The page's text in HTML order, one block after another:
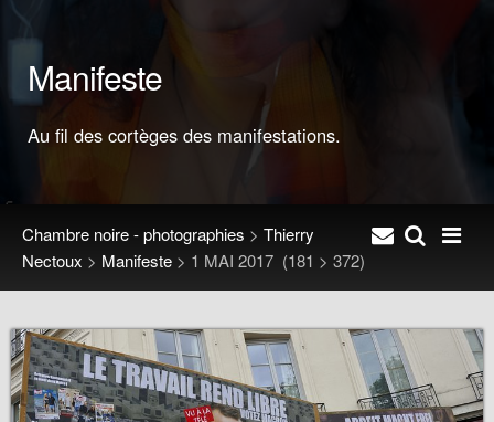
Manifeste
Au fil des cortèges des manifestations.
Chambre noire - photographies > Thierry
Nectoux > Manifeste > 1 MAI 2017 (181 > 372)